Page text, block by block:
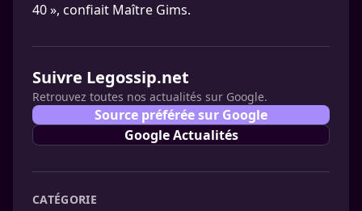
40 », confiait Maître Gims.
Suivre Legossip.net
Retrouvez toutes nos actualités sur Google.
Source préférée sur Google
Google Actualités
CATÉGORIE